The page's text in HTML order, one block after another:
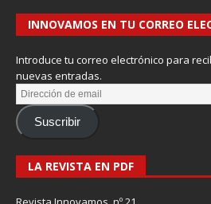
INNOVAMOS EN TU CORREO
Introduce tu correo electrónico para
nuevas entradas.
Suscribir
LA REVISTA EN PDF